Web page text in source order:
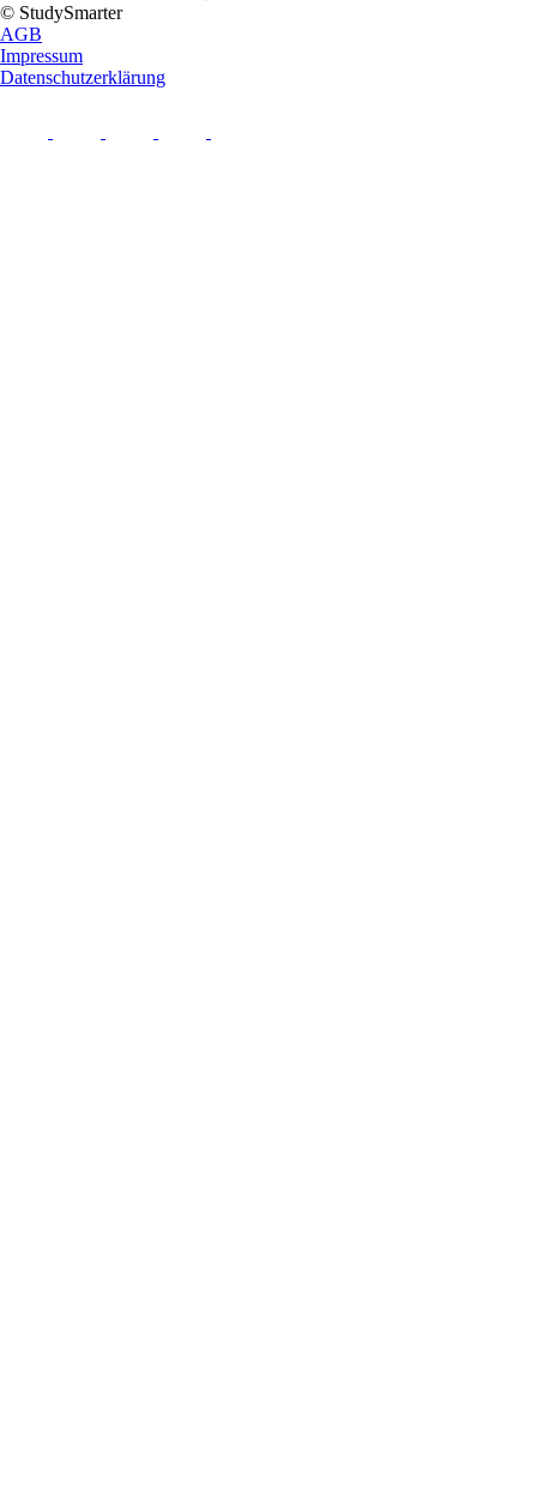
© StudySmarter
AGB
Impressum
Datenschutzerklärung